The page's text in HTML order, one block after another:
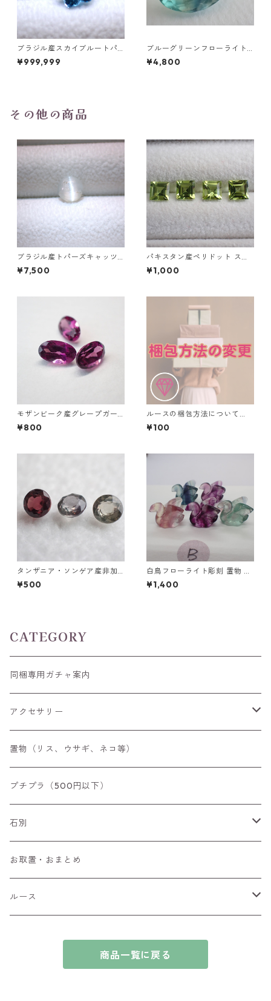
ブラジル産スカイブルートパ
ーズ スノーフレークカットル
ース 1.5ct 7.0mm*7.0mm*4.
¥999,999
ブルーグリーンフローライト
オーバルカットルース 10.2ct
15.4mm*11.1mm*8.0mm
¥4,800
その他の商品
ブラジル産トパーズキャッツ
アイ ラウンドカボションルー
ス 1.6ct 6.4mm*4.3mm
¥7,500
パキスタン産ペリドット スク
エアカットルース 0.6ct前後 5
mm前後
¥1,000
モザンビーク産グレープガー
ネット オーバルカットルース
0.3ct前後 5 mm*3mm前後
¥800
ルースの梱包方法について
（ルースケース利用の追加料
金）
¥100
タンザニア・ソンゲア産非加
熱サファイア ラウンドカット
ルース 0.1ct前後 3mm前後
¥500
白鳥フローライト彫刻 置物 4
g前後 高さ15mm前後
¥1,400
CATEGORY
同梱専用ガチャ案内
アクセサリー
空枠
リング
ペンダントトップ
ブローチ
チャーム
ブレスレット
置物（リス、ウサギ、ネコ等）
プチプラ（500円以下）
石別
アイオライト
アウイナイト
アクアマリン
お取置・おまとめ
ルース
カボションカット
商品一覧に戻る